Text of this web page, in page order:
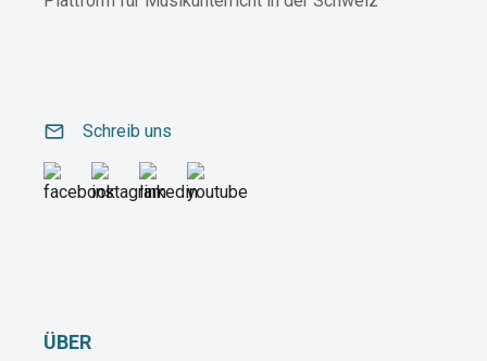
email Schreib uns
ÜBER